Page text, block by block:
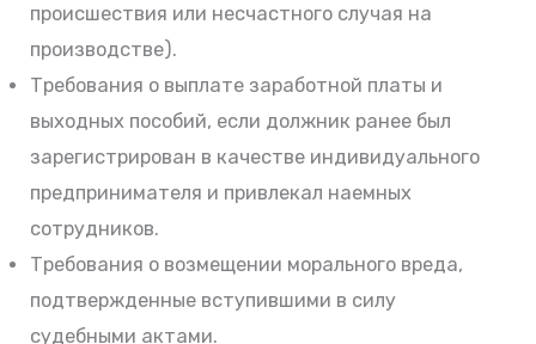
происшествия или несчастного случая на
производстве).
Требования о выплате заработной платы и
выходных пособий, если должник ранее был
зарегистрирован в качестве индивидуального
предпринимателя и привлекал наемных
сотрудников.
Требования о возмещении морального вреда,
подтвержденные вступившими в силу
судебными актами.